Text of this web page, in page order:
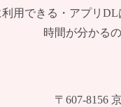
用できる・アプリ
時間が分かる
〒607-8156